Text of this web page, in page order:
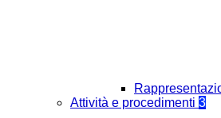
Attività e procedimenti 3